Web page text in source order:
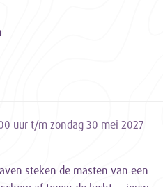
uur t/m zondag 30 mei 2027
steken de masten van een